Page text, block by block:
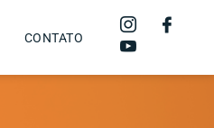
CONTATO